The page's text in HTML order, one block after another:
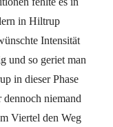
in Hiltrup
Intensität
und so geriet man
in dieser Phase
niemand
Viertel den Weg